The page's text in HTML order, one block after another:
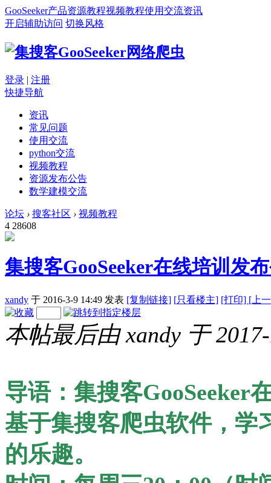
GooSeeker产品资源教程视频教程使用交流资讯
开启辅助访问 切换风格
登录 | 注册
快捷导航
资讯
常见问题
使用交流
python交流
视频教程
资源发布公告
数学建模交流
论坛 › 搜客社区 › 视频教程
4 28608
集搜客GooSeeker在线培训发
xandy 于 2016-3-9 14:49 发表 [复制链接] [只看楼主] [打印] [上
本帖最后由 xandy 于
导语：集搜客GooSeeker
基于集搜客爬虫软件，学
的乐趣。